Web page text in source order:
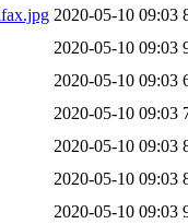
2020-05-10 09:03
2020-05-10 09:03
2020-05-10 09:03
2020-05-10 09:03
2020-05-10 09:03
2020-05-10 09:03
2020-05-10 09:03